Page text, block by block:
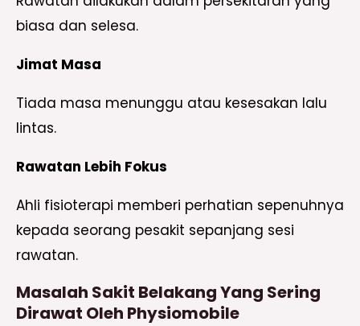
biasa dan selesa.
Jimat Masa
Tiada masa menunggu atau kesesakan lalu
lintas.
Rawatan Lebih Fokus
Ahli fisioterapi memberi perhatian sepenuhnya
kepada seorang pesakit sepanjang sesi
rawatan.
Masalah Sakit Belakang Yang Sering
Dirawat Oleh Physiomobile